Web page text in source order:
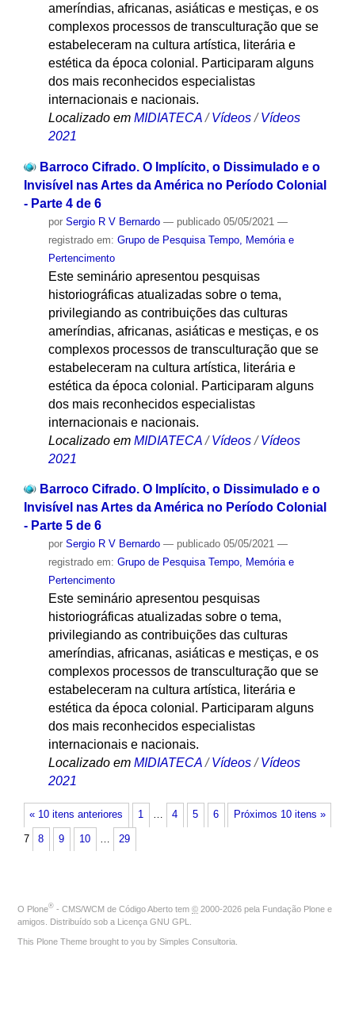
ameríndias, africanas, asiáticas e mestiças, e os
complexos processos de transculturação que se
estabeleceram na cultura artística, literária e
estética da época colonial. Participaram alguns
dos mais reconhecidos especialistas
internacionais e nacionais.
Localizado em MIDIATECA /Vídeos /Vídeos
2021
Barroco Cifrado. O Implícito, o Dissimulado e o
Invisível nas Artes da América no Período Colonial
- Parte 4 de 6
por Sergio R V Bernardo — publicado05/05/2021 —
registrado em: Grupo de Pesquisa Tempo, Memória e
Pertencimento
Este seminário apresentou pesquisas
historiográficas atualizadas sobre o tema,
privilegiando as contribuições das culturas
ameríndias, africanas, asiáticas e mestiças, e os
complexos processos de transculturação que se
estabeleceram na cultura artística, literária e
estética da época colonial. Participaram alguns
dos mais reconhecidos especialistas
internacionais e nacionais.
Localizado em MIDIATECA /Vídeos /Vídeos
2021
Barroco Cifrado. O Implícito, o Dissimulado e o
Invisível nas Artes da América no Período Colonial
- Parte 5 de 6
por Sergio R V Bernardo — publicado05/05/2021 —
registrado em: Grupo de Pesquisa Tempo, Memória e
Pertencimento
Este seminário apresentou pesquisas
historiográficas atualizadas sobre o tema,
privilegiando as contribuições das culturas
ameríndias, africanas, asiáticas e mestiças, e os
complexos processos de transculturação que se
estabeleceram na cultura artística, literária e
estética da época colonial. Participaram alguns
dos mais reconhecidos especialistas
internacionais e nacionais.
Localizado em MIDIATECA /Vídeos /Vídeos
2021
« 10 itens anteriores Próximos 10 itens »
1 … 4 5 6
7 8 9 10 … 29
O Plone® - CMS/WCM de Código Aberto tem © 2000-2026 pela Fundação Plone e
amigos. Distribuído sob a Licença GNU GPL
This Plone Theme brought to you by Simples Consultoria